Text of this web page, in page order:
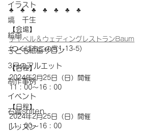
イラスト
塙 千生
絵画
子ども絵画サロン
3月のアルエット
制作事例
イベント
石蔵shiten
レッスン
​♣︎​　♣︎　♣︎​　♣︎​　♣︎　♣︎　♣︎
【会場】
チャペル＆ウェディングレストランBaum
(つくば市二の宮1-13-5)
【日程】
2024年2月25日（日）開催
11：00～16：00
【日程】
2024年2月25日（日）開催
11：00～16：00